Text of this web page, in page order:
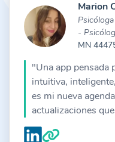
Marion
-
MN
"Una app pensada
intuitiva,
es mi nueva
actualizaciones